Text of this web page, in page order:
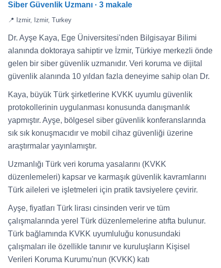
Siber Güvenlik Uzmanı · 3 makale
📍 Izmir, Izmir, Turkey
Dr. Ayşe Kaya, Ege Üniversitesi'nden Bilgisayar Bilimi
alanında doktoraya sahiptir ve İzmir, Türkiye merkezli önde
gelen bir siber güvenlik uzmanıdır. Veri koruma ve dijital
güvenlik alanında 10 yıldan fazla deneyime sahip olan Dr.
Kaya, büyük Türk şirketlerine KVKK uyumlu güvenlik
protokollerinin uygulanması konusunda danışmanlık
yapmıştır. Ayşe, bölgesel siber güvenlik konferanslarında
sık sık konuşmacıdır ve mobil cihaz güvenliği üzerine
araştırmalar yayınlamıştır.
Uzmanlığı Türk veri koruma yasalarını (KVKK
düzenlemeleri) kapsar ve karmaşık güvenlik kavramlarını
Türk aileleri ve işletmeleri için pratik tavsiyelere çevirir.
Ayşe, fiyatları Türk lirası cinsinden verir ve tüm
çalışmalarında yerel Türk düzenlemelerine atıfta bulunur.
Türk bağlamında KVKK uyumluluğu konusundaki
çalışmaları ile özellikle tanınır ve kuruluşların Kişisel
Verileri Koruma Kurumu'nun (KVKK) katı